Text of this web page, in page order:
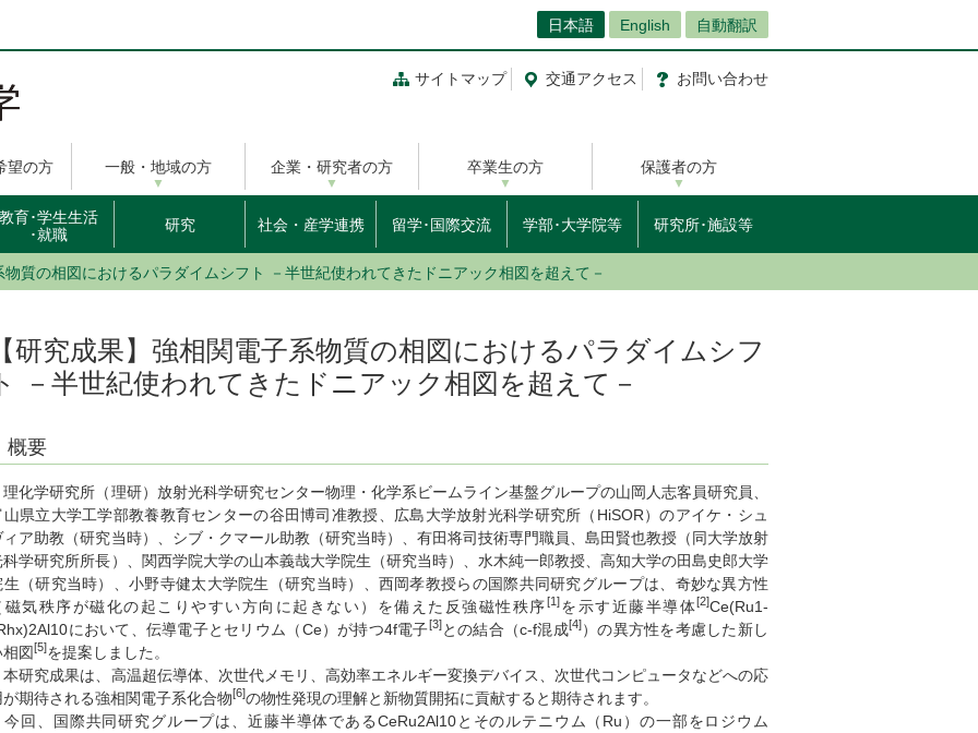
日本語 English 自動翻訳
サイトマップ 交通アクセス お問い合わせ
望の方 一般・地域の方 企業・研究者の方 卒業生の方 保護者の方
教育･学生生活
･就職
研究 社会・産学連携 留学･国際交流 学部･大学院等 研究所･施設等
質の相図におけるパラダイムシフト －半世紀使われてきたドニアック相図を超えて－
研究成果】強相関電子系物質の相図におけるパラダイムシフ
－半世紀使われてきたドニアック相図を超えて－
概要
化学研究所（理研）放射光科学研究センター物理・化学系ビームライン基盤グループの山岡人志客員研究員、
山県立大学工学部教養教育センターの谷田博司准教授、広島大学放射光科学研究所（HiSOR）のアイケ・シュ
ィア助教（研究当時）、シブ・クマール助教（研究当時）、有田将司技術専門職員、島田賢也教授（同大学放射
科学研究所所長）、関西学院大学の山本義哉大学院生（研究当時）、水木純一郎教授、高知大学の田島史郎大学
生（研究当時）、小野寺健太大学院生（研究当時）、西岡孝教授らの国際共同研究グループは、奇妙な異方性
磁気秩序が磁化の起こりやすい方向に起きない）を備えた反強磁性秩序 [1]を示す近藤半導体[2]Ce(Ru1-
において、伝導電子とセリウム（Ce）が持つ4f電子[3]との結合（c-f混成[4]）の異方性を考慮した新し
相図[5]を提案しました。
研究成果は、高温超伝導体、次世代メモリ、高効率エネルギー変換デバイス、次世代コンピュータなどへの応
が期待される強相関電子系化合物[6]の物性発現の理解と新物質開拓に貢献すると期待されます。
回、国際共同研究グループは、近藤半導体であるCeRu2Al10とそのルテニウム（Ru）の一部をロジウム